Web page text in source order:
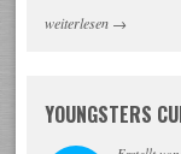
weiterlesen →
YOUNGSTERS